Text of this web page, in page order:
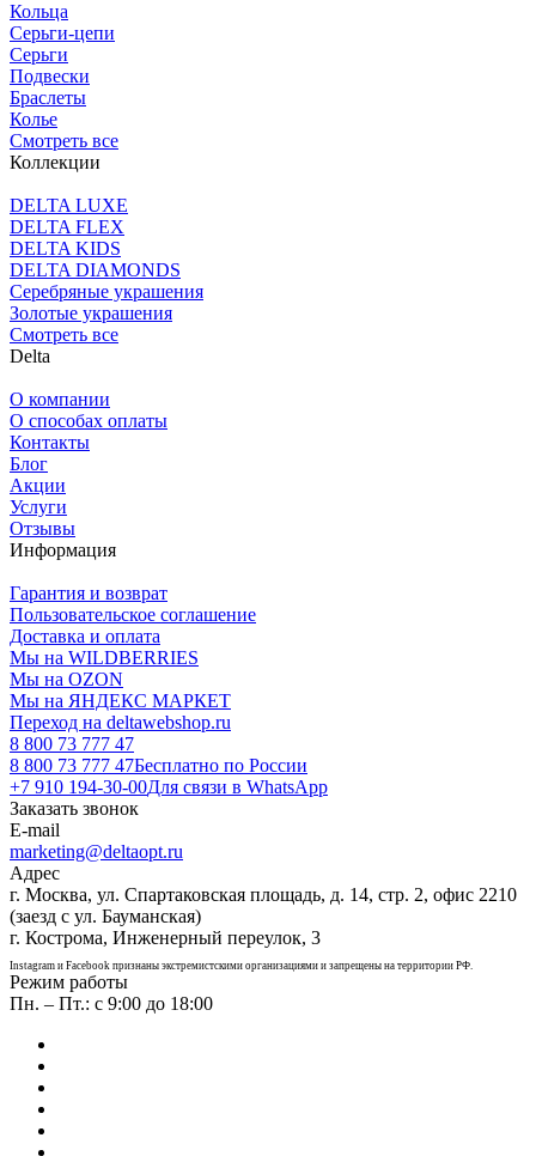
Кольца
Серьги-цепи
Серьги
Подвески
Браслеты
Колье
Смотреть все
Коллекции
DELTA LUXE
DELTA FLEX
DELTA KIDS
DELTA DIAMONDS
Серебряные украшения
Золотые украшения
Смотреть все
Delta
О компании
О способах оплаты
Контакты
Блог
Акции
Услуги
Отзывы
Информация
Гарантия и возврат
Пользовательское соглашение
Доставка и оплата
Мы на WILDBERRIES
Мы на OZON
Мы на ЯНДЕКС МАРКЕТ
Переход на deltawebshop.ru
8 800 73 777 47
8 800 73 777 47Бесплатно по России
+7 910 194-30-00Для связи в WhatsApp
Заказать звонок
E-mail
marketing@deltaopt.ru
Адрес
г. Москва, ул. Спартаковская площадь, д. 14, стр. 2, офис 2210
(заезд с ул. Бауманская)
г. Кострома, Инженерный переулок, 3
Instagram и Facebook признаны экстремистскими организациями и запрещены на территории РФ.
Режим работы
Пн. – Пт.: с 9:00 до 18:00